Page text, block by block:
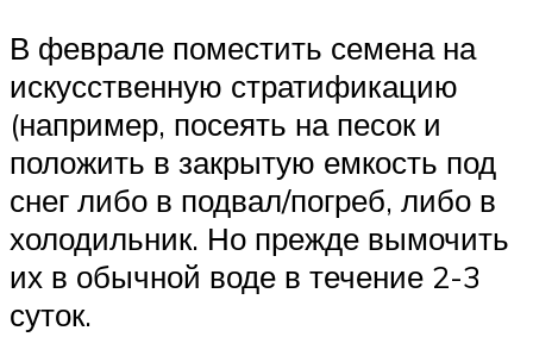
В феврале поместить семена на
искусственную стратификацию
(например, посеять на песок и
положить в закрытую емкость под
снег либо в подвал/погреб, либо в
холодильник. Но прежде вымочить
их в обычной воде в течение 2-3
суток.